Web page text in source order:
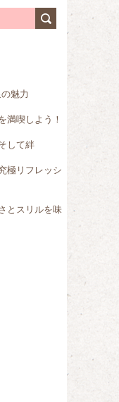
魅力
満喫しよう！
して絆
極リフレッシ
とスリルを味